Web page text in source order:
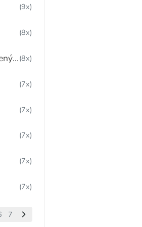
(9x)
(8x)
(8x)
(7x)
(7x)
(7x)
(7x)
(7x)
7